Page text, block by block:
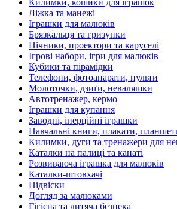
Килимки, кошики для іграшок
Ліжка та манежі
Іграшки для малюків
Брязкальця та гризунки
Нічники, проектори та каруселі
Ігрові набори, ігри для малюків
Кубики та пірамідки
Телефони, фотоапарати, пульти
Молоточки, дзиґи, неваляшки
Автотренажер, кермо
Іграшки для купання
Заводні, інерційні іграшки
Навчальні книги, плакати,
Килимки, дуги та тренажери для
Каталки на палиці та канаті
Розвиваюча іграшка для малюків
Каталки-штовхачі
Підвіски
Догляд за малюками
Гігієна та дитяча безпека